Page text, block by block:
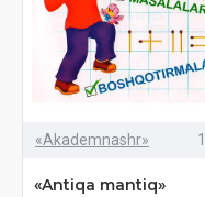
«Akademnashr»
«Antiqa mantiq»